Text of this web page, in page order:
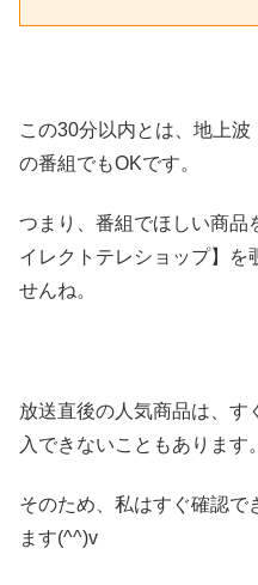
この30分以内とは、地上
の番組でもOKです。
つまり、番組でほしい商品
イレクトテレショップ】を
せんね。
放送直後の人気商品は、す
入できないこともあります。
そのため、私はすぐ確認で
ます(^^)v